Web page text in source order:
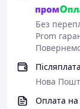
Без
Prom
Післяплата
Нова
Оплата на